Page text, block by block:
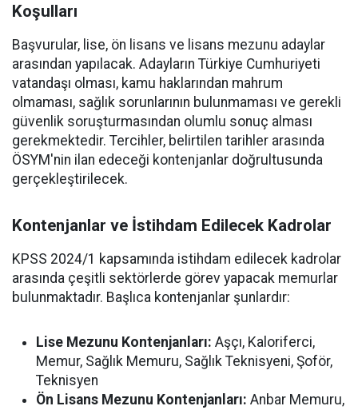
Koşulları
Başvurular, lise, ön lisans ve lisans mezunu adaylar
arasından yapılacak. Adayların Türkiye Cumhuriyeti
vatandaşı olması, kamu haklarından mahrum
olmaması, sağlık sorunlarının bulunmaması ve gerekli
güvenlik soruşturmasından olumlu sonuç alması
gerekmektedir. Tercihler, belirtilen tarihler arasında
ÖSYM'nin ilan edeceği kontenjanlar doğrultusunda
gerçekleştirilecek.
Kontenjanlar ve İstihdam Edilecek Kadrolar
KPSS 2024/1 kapsamında istihdam edilecek kadrolar
arasında çeşitli sektörlerde görev yapacak memurlar
bulunmaktadır. Başlıca kontenjanlar şunlardır:
Lise Mezunu Kontenjanları: Aşçı, Kaloriferci,
Memur, Sağlık Memuru, Sağlık Teknisyeni, Şoför,
Teknisyen
Ön Lisans Mezunu Kontenjanları: Anbar Memuru,